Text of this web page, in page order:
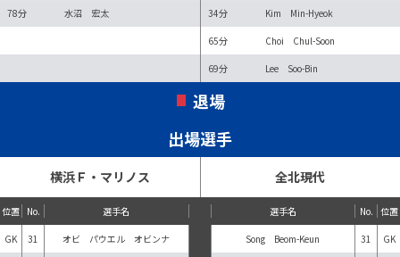
78分 水沼 宏太 34分 Kim Min-Hyeok
65分 Choi Chul-Soon
69分 Lee Soo-Bin
退場
出場選手
横浜Ｆ・マリノス 全北現代
位置 No. 選手名 選手名 No. 位置
GK 31 オビ パウエル オビンナ Song Beom-Keun 31 GK